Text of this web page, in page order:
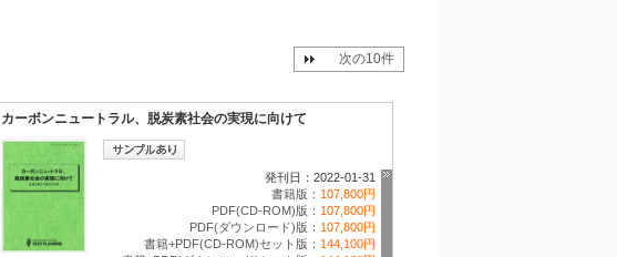
次の10件
カーボンニュートラル、脱炭素社会の実現に向けて
発刊日：2022-01-31
書籍版： 107,800円
PDF(CD-ROM)版： 107,800円
PDF(ダウンロード)版： 107,800円
書籍+PDF(CD-ROM)セット版： 144,100円